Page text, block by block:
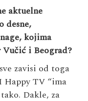
aktuelne
desne,
kojima
i Beograd?
zavisi od toga
Happy TV “ima
Dakle, za